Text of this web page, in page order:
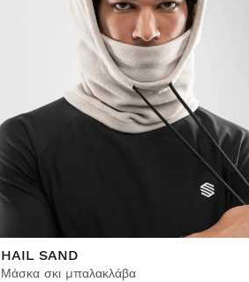
HAIL SAND
Μάσκα σκι μπαλακλάβα